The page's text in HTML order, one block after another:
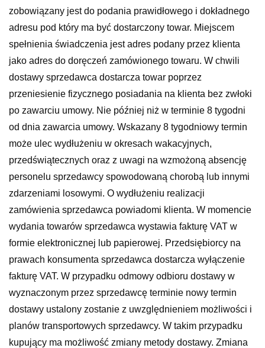
zobowiązany jest do podania prawidłowego i dokładnego
adresu pod który ma być dostarczony towar. Miejscem
spełnienia świadczenia jest adres podany przez klienta
jako adres do doręczeń zamówionego towaru. W chwili
dostawy sprzedawca dostarcza towar poprzez
przeniesienie fizycznego posiadania na klienta bez zwłoki
po zawarciu umowy. Nie później niż w terminie 8 tygodni
od dnia zawarcia umowy. Wskazany 8 tygodniowy termin
może ulec wydłużeniu w okresach wakacyjnych,
przedświątecznych oraz z uwagi na wzmożoną absencję
personelu sprzedawcy spowodowaną chorobą lub innymi
zdarzeniami losowymi. O wydłużeniu realizacji
zamówienia sprzedawca powiadomi klienta. W momencie
wydania towarów sprzedawca wystawia fakturę VAT w
formie elektronicznej lub papierowej. Przedsiębiorcy na
prawach konsumenta sprzedawca dostarcza wyłączenie
fakturę VAT. W przypadku odmowy odbioru dostawy w
wyznaczonym przez sprzedawcę terminie nowy termin
dostawy ustalony zostanie z uwzględnieniem możliwości i
planów transportowych sprzedawcy. W takim przypadku
kupujący ma możliwość zmiany metody dostawy. Zmiana